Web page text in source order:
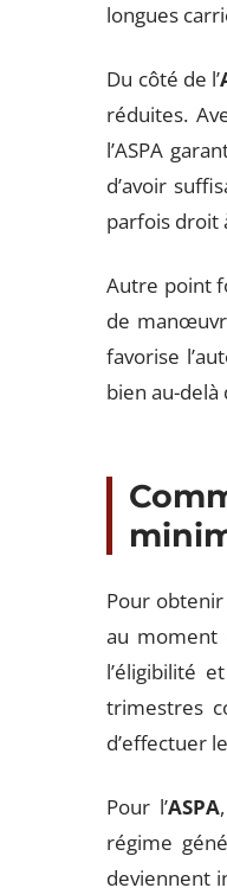
longues
Du côté de l’
réduites.
l’ASPA
d’avoir
parfois droit
Autre point
de
favorise
bien au-
Pour obtenir
au moment
l’éligibilité
trimestres
d’effectuer
Pour l’ASPA
régime
deviennent